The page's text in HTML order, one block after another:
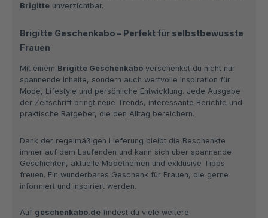
Brigitteunverzichtbar.
Brigitte Geschenkabo – Perfekt für selbstbewusste
Frauen
Mit einem Brigitte Geschenkaboverschenkst du nicht nur
spannende Inhalte, sondern auch wertvolle Inspiration für
Mode, Lifestyle und persönliche Entwicklung. Jede Ausgabe
der Zeitschrift bringt neue Trends, interessante Berichte und
praktische Ratgeber, die den Alltag bereichern.
Dank der regelmäßigen Lieferung bleibt die Beschenkte
immer auf dem Laufenden und kann sich über spannende
Geschichten, aktuelle Modethemen und exklusive Tipps
freuen. Ein wunderbares Geschenk für Frauen, die gerne
informiert und inspiriert werden.
Auf geschenkabo.defindest du viele weitere